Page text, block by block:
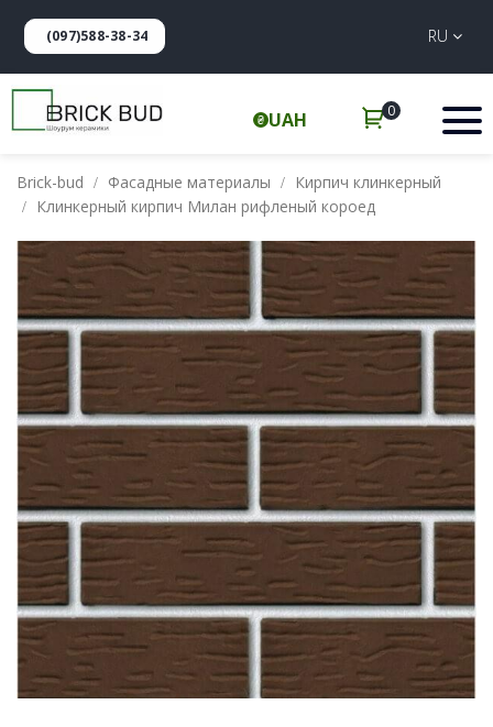
(097)588-38-34 RU
UAH 0
Brick-bud Фасадные материалы
Кирпич клинкерный
Клинкерный кирпич Милан рифленый короед